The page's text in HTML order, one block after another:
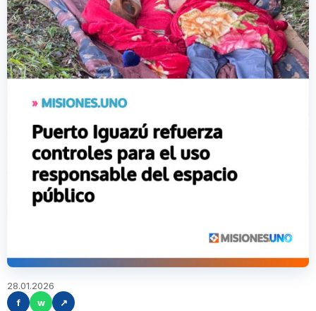
28.01.2026
f
w ↗